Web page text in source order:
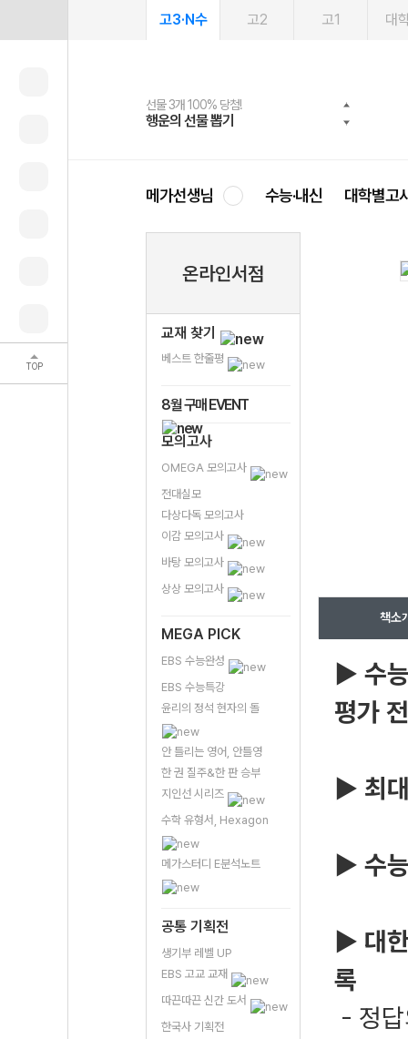
TOP
고3·N수 고2 고1 대
선물 3개 100% 당첨!
행운의 선물 뽑기
선물 100% 증정!
메가스터디 X 올리브
여름방학 스터디 캐시백
메가런 썸머스쿨
2027 러셀 단과
강사 공개선발
스마트러닝앱
설문 EVENT
메가패스
3일 무료 체험권
메가패스 수강생 무료혜택!
메가클럽 멤버십
사회공헌 캠페인
희망이룸 메가나눔
메가선생님 수능·내신 대학별고
온라인서점
교재 찾기
베스트 한줄평
8월 구매 EVENT
모의고사
OMEGA 모의고사
전대실모
다상다독 모의고사
이감 모의고사
바탕 모의고사
상상 모의고사
MEGA PICK
EBS 수능완성
EBS 수능특강
윤리의 정석 현자의 돌
안 틀리는 영어, 안틀영
한 권 질주&한 판 승부
지인선 시리즈
수학 유형서, Hexagon
메가스터디 E분석노트
공통 기획전
생기부 레벨 UP
EBS 고교 교재
따끈따끈 신간 도서
한국사 기획전
책소
▶ 수
평가
▶ 최
▶ 수
▶ 대
록
- 정